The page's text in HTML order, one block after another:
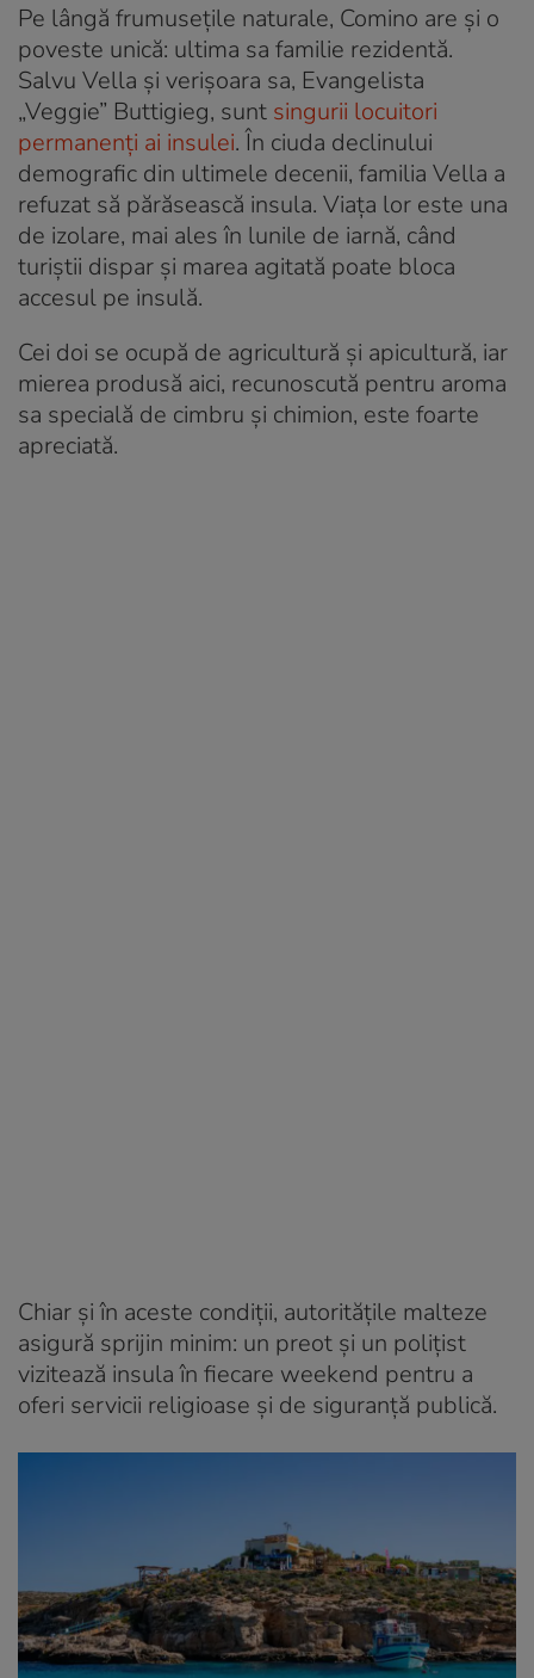
Pe lângă frumusețile naturale, Comino are și o
poveste unică: ultima sa familie rezidentă.
Salvu Vella și verișoara sa, Evangelista
„Veggie” Buttigieg, sunt singurii locuitori
permanenți ai insulei. În ciuda declinului
demografic din ultimele decenii, familia Vella a
refuzat să părăsească insula. Viața lor este una
de izolare, mai ales în lunile de iarnă, când
turiștii dispar și marea agitată poate bloca
accesul pe insulă.
Cei doi se ocupă de agricultură și apicultură, iar
mierea produsă aici, recunoscută pentru aroma
sa specială de cimbru și chimion, este foarte
apreciată.
Chiar și în aceste condiții, autoritățile malteze
asigură sprijin minim: un preot și un polițist
vizitează insula în fiecare weekend pentru a
oferi servicii religioase și de siguranță publică.